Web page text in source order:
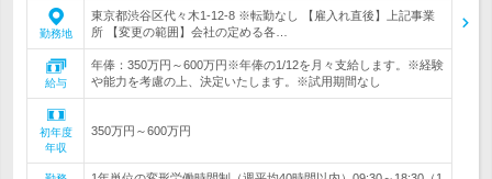
勤務地
東京都渋谷区代々木1-12-8 ※転勤なし 【雇入れ直後】上記事業
所 【変更の範囲】会社の定める各…
給与
年俸：350万円～600万円※年俸の1/12を月々支給します。※経験
や能力を考慮の上、決定いたします。※試用期間なし
初年度
年収
350万円～600万円